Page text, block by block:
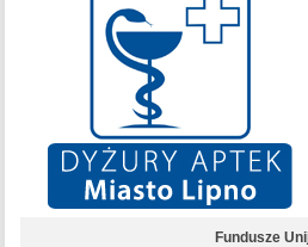
Fundusze